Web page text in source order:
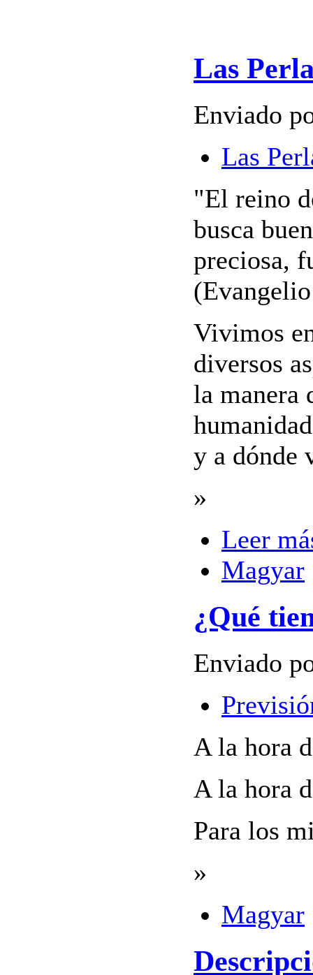
Las
Enviado
Las
"El reino
busca
preciosa,
Vivimos
diversos
la manera
y a dónde
»
Leer
Magyar
¿Qué
Enviado
A la hora
A la hora
Para los
»
Magyar